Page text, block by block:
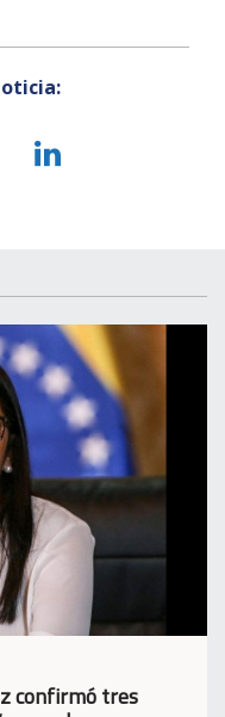
confirmó tres